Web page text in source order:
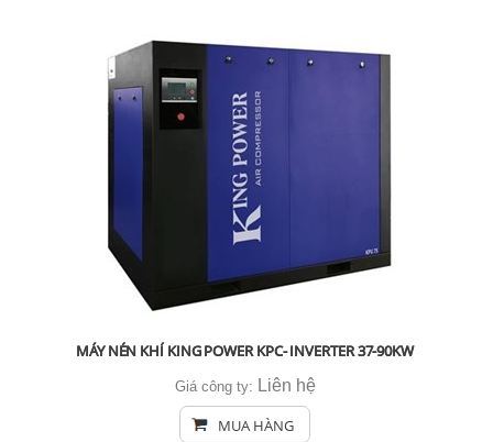
MÁY NÉN KHÍ KING POWER KPC- INVERTER 37-90KW
Giá công ty: Liên hệ
MUA HÀNG